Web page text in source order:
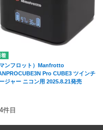
マンフロット）Manfrotto
Pro CUBE3 ツインチ
ジャー ニコン用 2025.8.21発売
件目